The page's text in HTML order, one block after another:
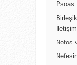
Psoas
Nefes